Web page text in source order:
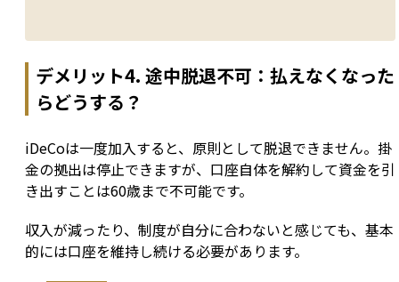
デメリット4. 途中脱退不可：払えなくなった
らどうする？
iDeCoは一度加入すると、原則として脱退できません。掛
金の拠出は停止できますが、口座自体を解約して資金を引
き出すことは60歳まで不可能です。
収入が減ったり、制度が自分に合わないと感じても、基本
的には口座を維持し続ける必要があります。